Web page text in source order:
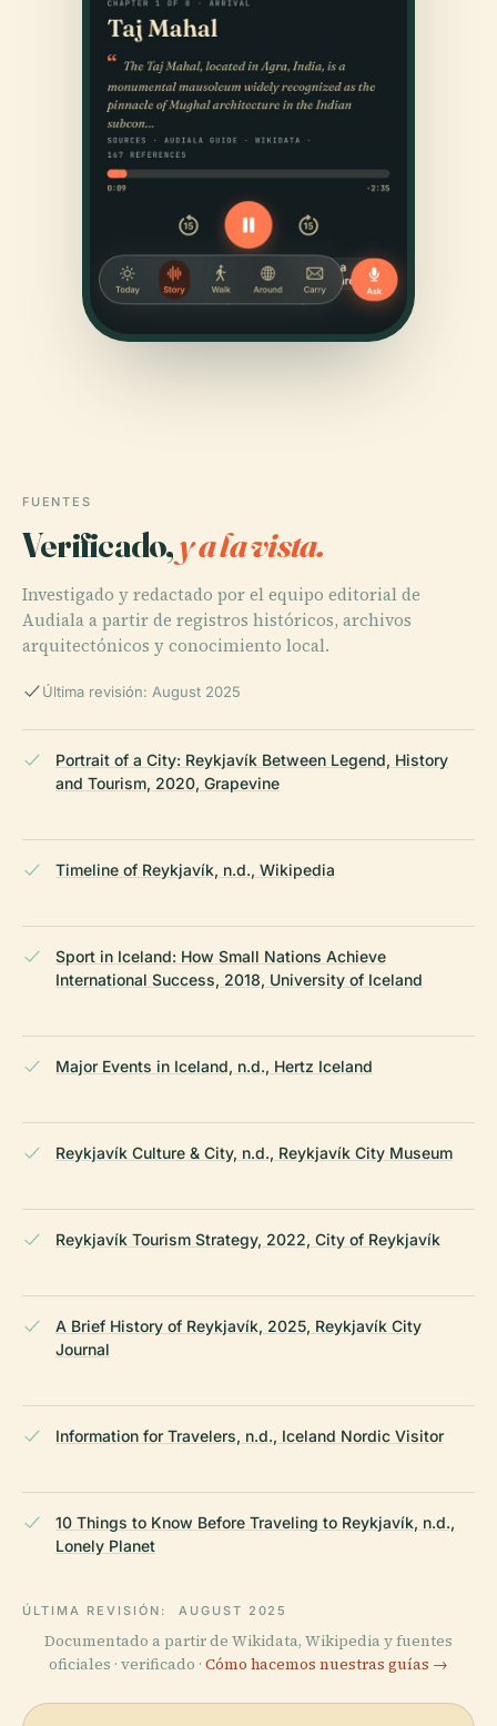
FUENTES
Verificado,y a la vista.
Investigado y redactado por el equipo editorial de
Audiala a partir de registros históricos, archivos
arquitectónicos y conocimiento local.
Última revisión: August 2025
Portrait of a City: Reykjavík Between Legend, History
and Tourism, 2020, Grapevine
Timeline of Reykjavík, n.d., Wikipedia
Sport in Iceland: How Small Nations Achieve
International Success, 2018, University of Iceland
Major Events in Iceland, n.d., Hertz Iceland
Reykjavík Culture & City, n.d., Reykjavík City Museum
Reykjavík Tourism Strategy, 2022, City of Reykjavík
A Brief History of Reykjavík, 2025, Reykjavík City
Journal
Information for Travelers, n.d., Iceland Nordic Visitor
10 Things to Know Before Traveling to Reykjavík, n.d.,
Lonely Planet
ÚLTIMA REVISIÓN: AUGUST 2025
Documentado a partir de Wikidata, Wikipedia y fuentes
oficiales · verificado · Cómo hacemos nuestras guías →